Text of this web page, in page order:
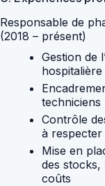
Responsable de
(2018 – présent)
Gestion de
hospitalière
techniciens
Contrôle
à respecter
Mise en
des stocks,
coûts